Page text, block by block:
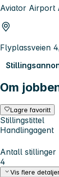
Aviator Airport
Flyplassveien
Om
Lagre favoritt
Stillingstittel
Handlingagent
Antall stillinger
4
Vis flere